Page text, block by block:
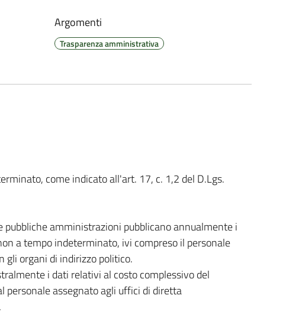
Argomenti
Trasparenza amministrativa
come indicato all'art. 17, c. 1,2 del D.Lgs.
amministrazioni pubblicano annualmente i
a tempo indeterminato, ivi compreso il personale
gli organi di indirizzo politico.
i dati relativi al costo complessivo del
personale assegnato agli uffici di diretta